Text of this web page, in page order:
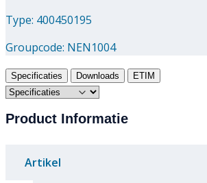
Type: 400450195
Groupcode: NEN1004
Specificaties Downloads ETIM
Product Informatie
Artikel